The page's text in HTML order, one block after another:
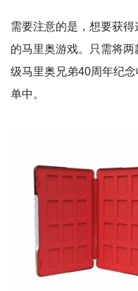
需要注意的是，想要获
的马里奥游戏。只需将
级马里奥兄弟40周年纪
单中。